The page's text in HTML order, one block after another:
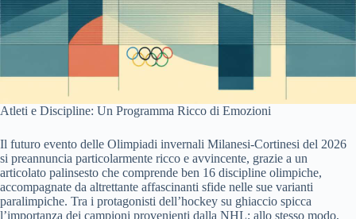
Atleti e Discipline: Un Programma Ricco di Emozioni
Il futuro evento delle Olimpiadi invernali Milanesi-Cortinesi del 2026
si preannuncia particolarmente ricco e avvincente, grazie a un
articolato palinsesto che comprende ben 16 discipline olimpiche,
accompagnate da altrettante affascinanti sfide nelle sue varianti
paralimpiche. Tra i protagonisti dell’hockey su ghiaccio spicca
l’importanza dei campioni provenienti dalla NHL; allo stesso modo,